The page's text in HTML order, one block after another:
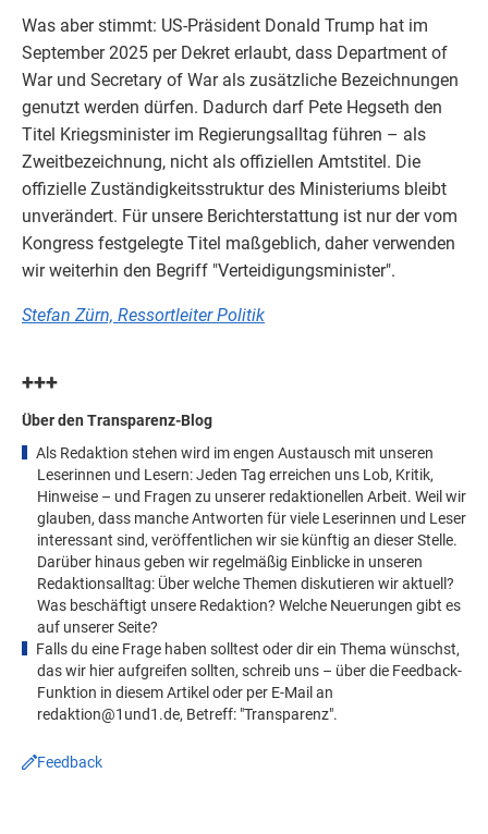
Was aber stimmt: US-Präsident Donald Trump hat im
September 2025 per Dekret erlaubt, dass Department of
War und Secretary of War als zusätzliche Bezeichnungen
genutzt werden dürfen. Dadurch darf Pete Hegseth den
Titel Kriegsminister im Regierungsalltag führen – als
Zweitbezeichnung, nicht als offiziellen Amtstitel. Die
offizielle Zuständigkeitsstruktur des Ministeriums bleibt
unverändert. Für unsere Berichterstattung ist nur der vom
Kongress festgelegte Titel maßgeblich, daher verwenden
wir weiterhin den Begriff "Verteidigungsminister".
Stefan Zürn, Ressortleiter Politik
+++
Über den Transparenz-Blog
Als Redaktion stehen wird im engen Austausch mit unseren
Leserinnen und Lesern: Jeden Tag erreichen uns Lob, Kritik,
Hinweise – und Fragen zu unserer redaktionellen Arbeit. Weil wir
glauben, dass manche Antworten für viele Leserinnen und Leser
interessant sind, veröffentlichen wir sie künftig an dieser Stelle.
Darüber hinaus geben wir regelmäßig Einblicke in unseren
Redaktionsalltag: Über welche Themen diskutieren wir aktuell?
Was beschäftigt unsere Redaktion? Welche Neuerungen gibt es
auf unserer Seite?
Falls du eine Frage haben solltest oder dir ein Thema wünschst,
das wir hier aufgreifen sollten, schreib uns – über die Feedback-
Funktion in diesem Artikel oder per E-Mail an
redaktion@1und1.de, Betreff: "Transparenz".
Feedback